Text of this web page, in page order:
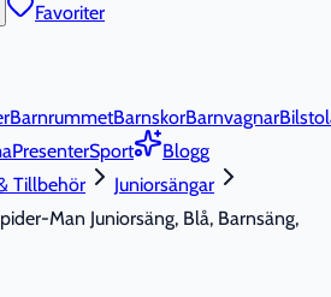
Favoriter
BarnrummetBarnskorBarnvagnar
PresenterSport
Blogg
Tillbehör
Juniorsängar
Man Juniorsäng, Blå, Barnsäng,